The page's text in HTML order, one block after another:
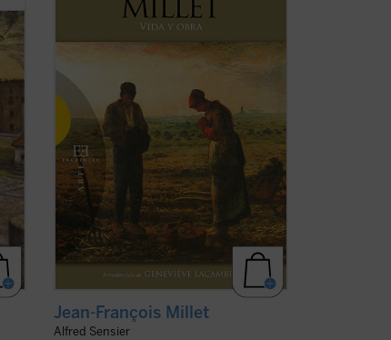
muy singularmente en expresar su
profunda admiración por la vida de la
gente humilde y campesina en un
momento en que la sociedad ...
Jean-François Millet
Alfred Sensier